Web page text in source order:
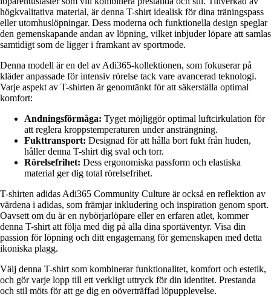
högkvalitativa material, är denna T-shirt idealisk för dina träningspass
eller utomhuslöpningar. Dess moderna och funktionella design speglar
den gemenskapande andan av löpning, vilket inbjuder löpare att samlas
samtidigt som de ligger i framkant av sportmode.
Denna modell är en del av Adi365-kollektionen, som fokuserar på
kläder anpassade för intensiv rörelse tack vare avancerad teknologi.
Varje aspekt av T-shirten är genomtänkt för att säkerställa optimal
komfort:
Andningsförmåga: Tyget möjliggör optimal luftcirkulation för
att reglera kroppstemperaturen under ansträngning.
Fukttransport: Designad för att hålla bort fukt från huden,
håller denna T-shirt dig sval och torr.
Rörelsefrihet: Dess ergonomiska passform och elastiska
material ger dig total rörelsefrihet.
T-shirten adidas Adi365 Community Culture är också en reflektion av
värdena i adidas, som främjar inkludering och inspiration genom sport.
Oavsett om du är en nybörjarlöpare eller en erfaren atlet, kommer
denna T-shirt att följa med dig på alla dina sportäventyr. Visa din
passion för löpning och ditt engagemang för gemenskapen med detta
ikoniska plagg.
Välj denna T-shirt som kombinerar funktionalitet, komfort och estetik,
och gör varje lopp till ett verkligt uttryck för din identitet. Prestanda
och stil möts för att ge dig en oöverträffad löpupplevelse.